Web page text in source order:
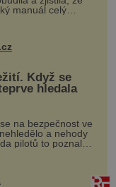
manuál celý
Když se
hledala
na bezpečnost ve
a nehody
pilotů to poznala
s trvalými
i ztrátou